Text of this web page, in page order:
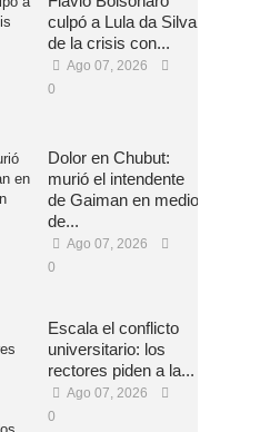
culpó a Lula da Silva
de la crisis con...
Ago 07, 2026
0
Dolor en Chubut:
murió el intendente
de Gaiman en medio
de...
Ago 07, 2026
0
Escala el conflicto
universitario: los
rectores piden a la...
Ago 07, 2026
0